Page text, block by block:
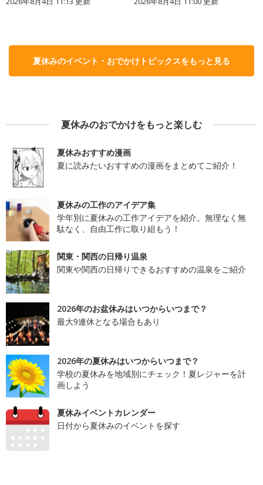
夏休みのイベント・おでかけトピックスをもっと見る
夏休みのおでかけをもっと楽しむ
夏休みおすすめ漫画
夏に読みたいおすすめの漫画をまとめてご紹介！
夏休みの工作のアイデア集
学年別に夏休みの工作アイデアを紹介。無理なく無
駄なく、自由工作に取り組もう！
関東・関西の日帰り温泉
関東や関西の日帰りできるおすすめの温泉をご紹介
2026年のお盆休みはいつからいつまで？
最大9連休となる場合もあり
2026年の夏休みはいつからいつまで？
学校の夏休みを地域別にチェック！夏レジャーを計
画しよう
夏休みイベントカレンダー
日付から夏休みのイベントを探す